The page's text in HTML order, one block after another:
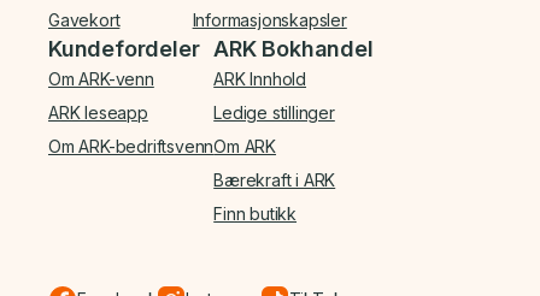
Gavekort
Informasjonskapsler
Kundefordeler
Om ARK-venn
ARK leseapp
Om ARK-bedriftsvenn
ARK Bokhandel
ARK Innhold
Ledige stillinger
Om ARK
Bærekraft i ARK
Finn butikk